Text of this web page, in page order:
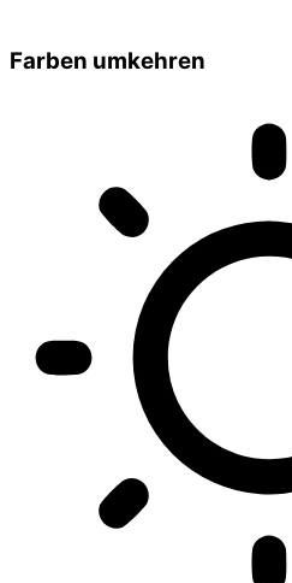
Farben umkehren